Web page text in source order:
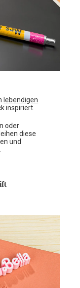
lebendigen
inspiriert.
oder
diese
und